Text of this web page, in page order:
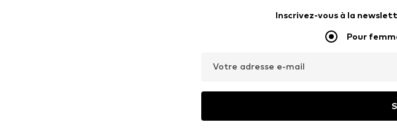
Inscrivez-vous à la
Pour
Votre adresse e-mail